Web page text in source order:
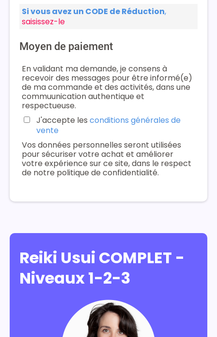
Si vous avez un CODE de Réduction,
saisissez-le
Moyen de paiement
En validant ma demande, je consens à
recevoir des messages pour être informé(e)
de ma commande et des activités, dans une
commuunication authentique et
respectueuse.
J'accepte les conditions générales de
vente
Vos données personnelles seront utilisées
pour sécuriser votre achat et améliorer
votre expérience sur ce site, dans le respect
de notre politique de confidentialité.
Reiki Usui COMPLET -
Niveaux 1-2-3